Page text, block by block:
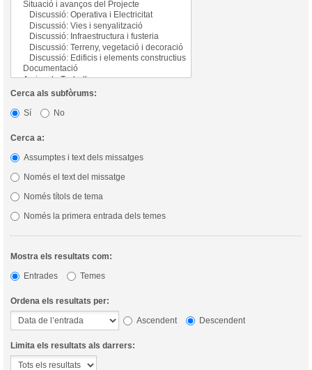
Cerca als subfòrums:
Sí
No
Cerca a:
Assumptes i text dels missatges
Només el text del missatge
Només títols de tema
Només la primera entrada dels temes
Mostra els resultats com:
Entrades
Temes
Ordena els resultats per:
Ascendent
Descendent
Limita els resultats als darrers: